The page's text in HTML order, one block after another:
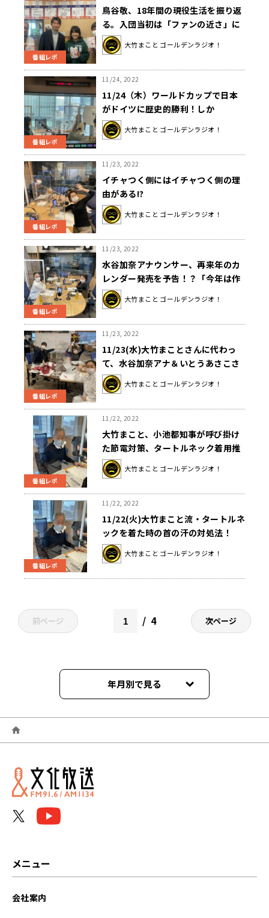
番組レポ
鳥谷敬、18年間の現役生活を振り返
る。入団当初は「ファンの近さ」に
驚いた!?
大竹まこと ゴールデンラジオ！
番組レポ
11/24, 2022
11/24（木）ワールドカップで日本
がドイツに歴史的勝利！しか
し・・・？
大竹まこと ゴールデンラジオ！
番組レポ
11/23, 2022
イチャつく側にはイチャつく側の理
由がある!?
大竹まこと ゴールデンラジオ！
番組レポ
11/23, 2022
水谷加奈アナウンサー、再来年のカ
レンダー発売を予告！？「今年は作
ってないけど、来年は作ります」
大竹まこと ゴールデンラジオ！
番組レポ
11/23, 2022
11/23(水)大竹まことさんに代わっ
て、水谷加奈アナ＆いとうあさこさ
んのゴールデンコンビ！？山田弥希
寿アナは大緊張！？
大竹まこと ゴールデンラジオ！
番組レポ
11/22, 2022
大竹まこと、小池都知事が呼び掛け
た節電対策、タートルネック着用推
奨に「うるさいよ！」
大竹まこと ゴールデンラジオ！
番組レポ
11/22, 2022
11/22(火)大竹まこと流・タートルネ
ックを着た時の首の汗の対処法！
大竹まこと ゴールデンラジオ！
前ページ 4 次ページ
年月別で見る
2026年06月
2026年05月
2026年04月
メニュー
会社案内